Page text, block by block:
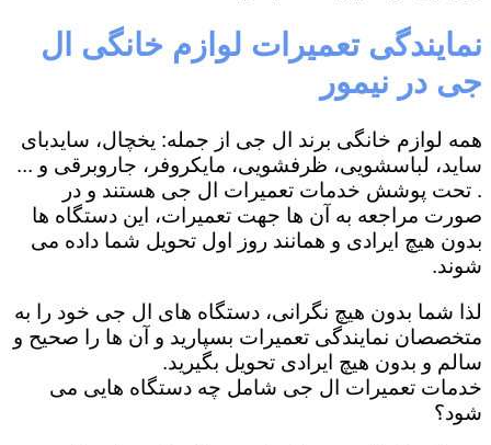
نمایندگی تعمیرات لوازم خانگی ال
جی در نیمور
همه لوازم خانگی برند ال جی از جمله: یخچال، سایدبای
ساید، لباسشویی، ظرفشویی، مایکروفر، جاروبرقی و ...
. تحت پوشش خدمات تعمیرات ال جی هستند و در
صورت مراجعه به آن ها جهت تعمیرات، این دستگاه ها
بدون هیچ ایرادی و همانند روز اول تحویل شما داده می
شوند.
لذا شما بدون هیچ نگرانی، دستگاه های ال جی خود را به
متخصصان نمایندگی تعمیرات بسپارید و آن ها را صحیح و
سالم و بدون هیچ ایرادی تحویل بگیرید.
خدمات تعمیرات ال جی شامل چه دستگاه هایی می
شود؟